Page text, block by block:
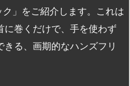
」をご紹介します。これは
に巻くだけで、手を使わず
る、画期的なハンズフリ